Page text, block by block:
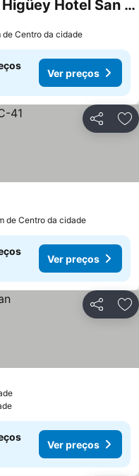
Habitaciones privadas en Higüey Hotel San Marcos
de Centro da cidade
Ver preços
Partilhar
de Centro da cidade
Ver preços
Partilhar
Ver preços